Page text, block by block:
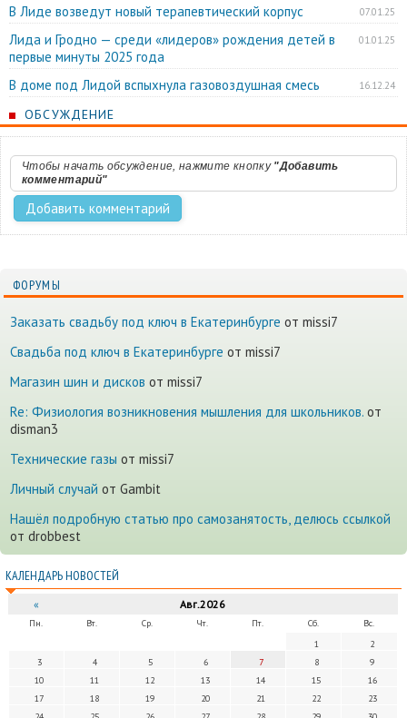
07.01.25
В Лиде возведут новый терапевтический корпус
01.01.25
Лида и Гродно — среди «лидеров» рождения детей в
первые минуты 2025 года
16.12.24
В доме под Лидой вспыхнула газовоздушная смесь
ОБСУЖДЕНИЕ
Чтобы начать обсуждение, нажмите кнопку "Добавить
комментарий"
ФОРУМЫ
Заказать свадьбу под ключ в Екатеринбурге от missi7
Cвадьба под ключ в Екатеринбурге от missi7
Магазин шин и дисков от missi7
Re: Физиология возникновения мышления для школьников. от
disman3
Технические газы от missi7
Личный случай от Gambit
Нашёл подробную статью про самозанятость, делюсь ссылкой
от drobbest
КАЛЕНДАРЬ НОВОСТЕЙ
« Авг.2026
Пн. Вт. Ср. Чт. Пт. Сб.
Вс.
1
2
3
4 5 6 7 8
9
10
11 12 13 14 15
16
17
18 19 20 21 22
23